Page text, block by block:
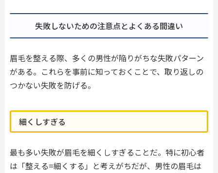
失敗しないための注意点とよくある間違い
眉毛を整える際、多くの男性が陥りがちな失敗パターン
がある。これらを事前に知っておくことで、取り返しの
つかない失敗を防げる。
細くしすぎる
最も多い失敗が眉毛を細くしすぎることだ。特に初心者
は「整える=細くする」と考えがちだが、男性の眉毛は